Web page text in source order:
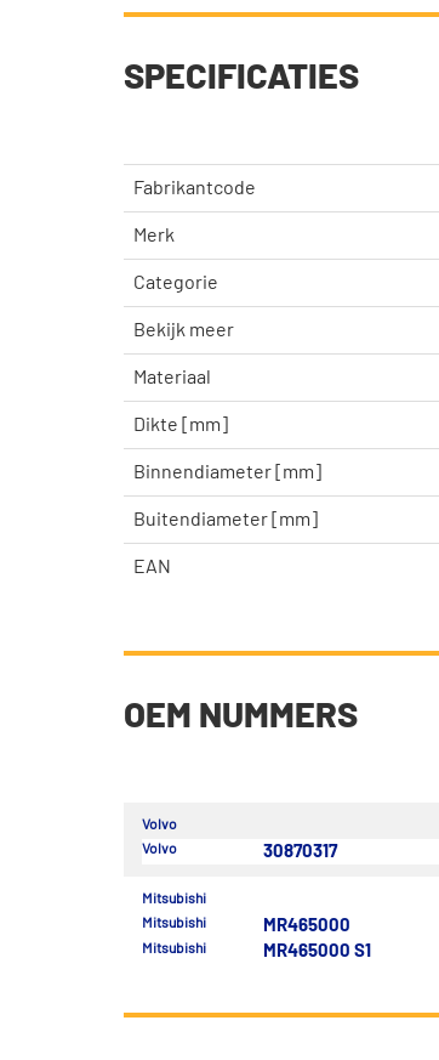
SPECIFICATIES
Fabrikantcode
Merk
Categorie
Bekijk meer
Materiaal
Dikte [mm]
Binnendiameter [mm]
Buitendiameter [mm]
EAN
OEM NUMMERS
Volvo
Volvo
30870317
Mitsubishi
Mitsubishi
MR465000
Mitsubishi MR465000 S1